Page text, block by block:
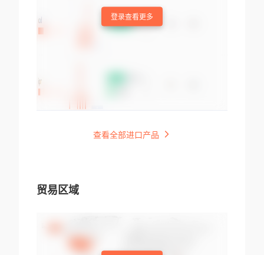
登录查看更多
查看全部进口产品
贸易区域